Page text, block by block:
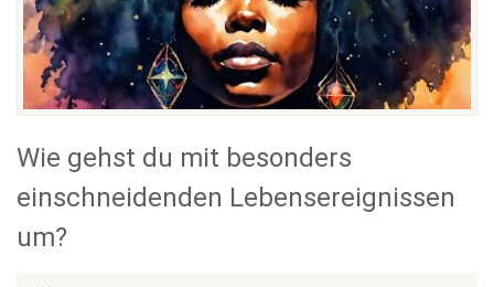
Wie gehst du mit besonders
einschneidenden Lebensereignissen
um?